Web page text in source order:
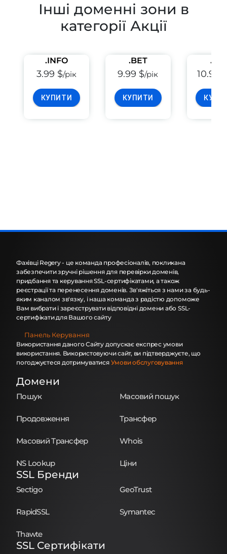
Інші доменні зони в
категорії Акції
.INFO
3.99 $/рік
КУПИТИ
.BET
9.99 $/рік
КУПИТИ
10.99
Фахівці Regery - це команда професіоналів, покликана
забезпечити зручні рішення для перевірки доменів,
придбання та керування SSL-сертифікатами, а також
реєстрації та перенесення доменів. Зв'яжіться з нами за будь-
яким каналом зв'язку, і наша команда з радістю допоможе
Вам вибрати і зареєструвати відповідні домени або SSL-
сертифікати для Вашого сайту
Панель Керування
Використання даного Сайту допускає експрес умови
використання. Використовуючи сайт, ви підтверджуєте, що
погоджуєтеся дотримуватися Умови обслуговування
Домени
Пошук Масовий пошук
Продовження Трансфер
Масовий Трансфер Whois
NS Lookup Ціни
SSL Бренди
Sectigo GeoTrust
RapidSSL Symantec
Thawte
SSL Сертифікати